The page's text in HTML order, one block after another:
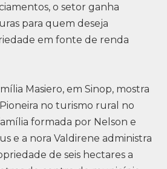
o setor ganha
para quem deseja
em fonte de renda
Masiero, em Sinop, mostra
no turismo rural no
formada por Nelson e
e a nora Valdirene administra
de seis hectares a